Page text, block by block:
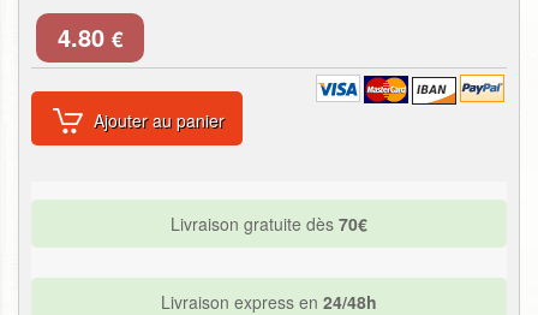
4.80 €
Ajouter au panier
Livraison gratuite dès 70€
Livraison express en 24/48h